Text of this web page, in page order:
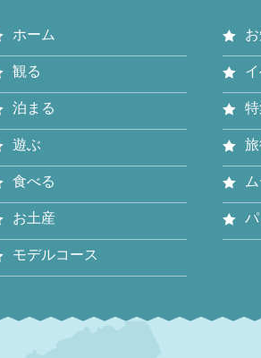
ホーム
観る
泊まる
遊ぶ
食べる
お土産
モデルコース